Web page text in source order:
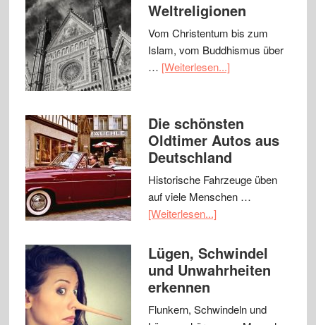
Weltreligionen
Vom Christentum bis zum
Islam, vom Buddhismus über
… [Weiterlesen...]
Die schönsten
Oldtimer Autos aus
Deutschland
Historische Fahrzeuge üben
auf viele Menschen …
[Weiterlesen...]
Lügen, Schwindel
und Unwahrheiten
erkennen
Flunkern, Schwindeln und